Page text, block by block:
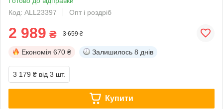
Код: ALL23397
Опт і роздріб
2 989 ₴ 3 659 ₴
Економія 670 ₴ Залишилось 8 днів
3 179 ₴ від 3 шт.
Купити